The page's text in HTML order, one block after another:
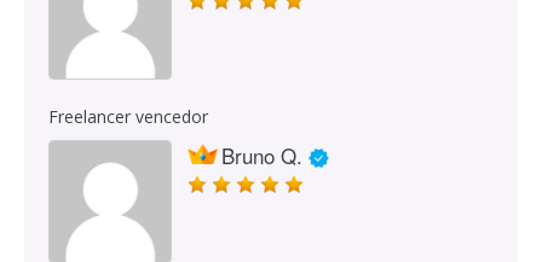
Freelancer vencedor
Bruno Q.